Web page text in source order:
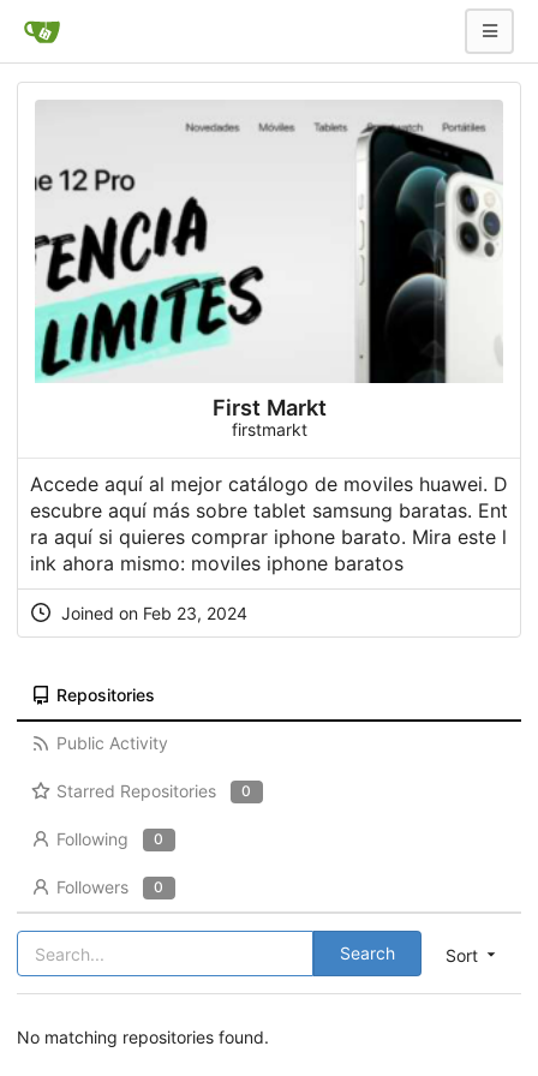
First Markt
firstmarkt
Accede aquí al mejor catálogo de moviles huawei. D
escubre aquí más sobre tablet samsung baratas. Ent
ra aquí si quieres comprar iphone barato. Mira este l
ink ahora mismo: moviles iphone baratos
Joined on Feb 23, 2024
Repositories
Public Activity
Starred Repositories 0
Following 0
Followers 0
Sort
Search
No matching repositories found.